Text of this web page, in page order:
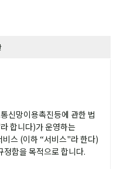
신망이용촉진등에 관한 법
합니다)가 운영하는
스 (이하 “서비스"라 한다)
정함을 목적으로 합니다.